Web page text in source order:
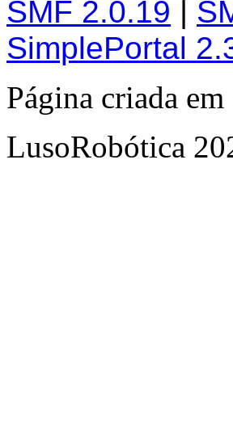
SMF 2.0.19 |
SimplePortal
Página criada
LusoRobótica